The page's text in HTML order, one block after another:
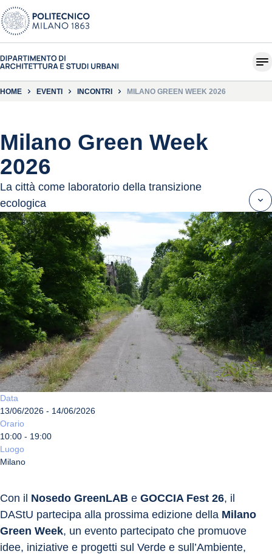
HOME EVENTI INCONTRI MILANO GREEN WEEK 2026
Milano Green Week
2026
La città come laboratorio della transizione
ecologica
Data
13/06/2026 - 14/06/2026
Orario
10:00 - 19:00
Luogo
Milano
Con il Nosedo GreenLAB e GOCCIA Fest 26, il
DAStU partecipa alla prossima edizione della Milano
Green Week, un evento partecipato che promuove
idee, iniziative e progetti sul Verde e sull’Ambiente,